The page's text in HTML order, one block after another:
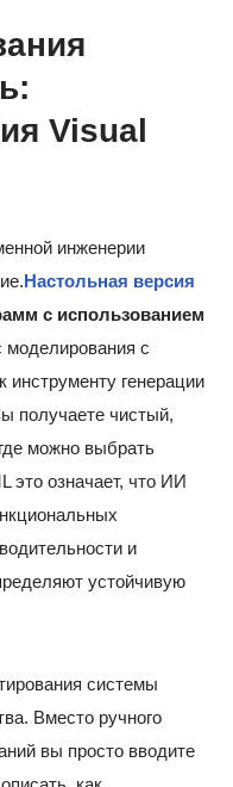
Visual
инженерии
Настольная версия
с использованием
моделирования с
инструменту генерации
получаете чистый,
можно выбрать
это означает, что ИИ
и
устойчивую
системы
Вместо ручного
вы просто вводите